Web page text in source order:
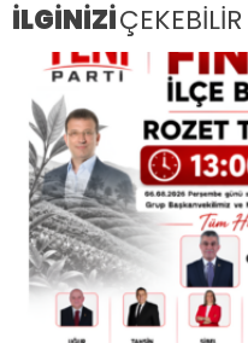
İLGİNİZİÇEKEBİLİR